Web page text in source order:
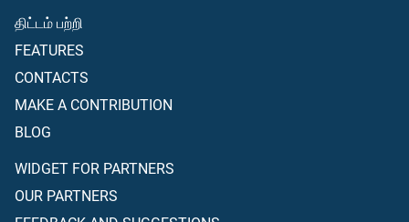
திட்டம் பற்றி
FEATURES
CONTACTS
MAKE A CONTRIBUTION
BLOG
WIDGET FOR PARTNERS
OUR PARTNERS